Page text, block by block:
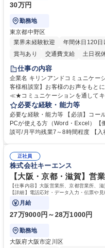
30万円
勤務地
東京都中野区
業界未経験歓迎
年間休日120日
賞与あり
交通費支給 土日祝
仕事の内容
企業名 キリンアンドコミュニケーションズ株式
客様相談室】お客様のお声をもとにより
≪★コミュニケーションを通して
お客様のお声をより良い商品づく
様相談室でのお仕事です。 日々お客様からいただくキリングループへのご
意見を、企業活動に活かしていま
って対応、情報提供するとともに
平均100件前後■メール・手紙：同上40件前後 募集職種
相談室】お客様のお声をもとによ
必要な経験・能力等
必要な経験・能力等 【必須】コー
PCが使える方（Word・Excel）【
談可/月平均残業7～8時間程度 【入社後の研修】着任から1か月は電話対応
すのでご安心ください。 【当社に
う会社として、お客様との出会い
を込めてコミュニケーションをと
す。 学歴・資格 学歴：大学院 大学 高専 短大 専修学校 高校 語学力： 資
格：
正社員
株式会社キーエンス
【大阪・京都・滋賀】
【仕事内容】大阪営業所、京都営業所、
【詳細】電話応対・データ入力・伝票や
で発生する事務業務や業務改善をお任せ。
月給
27万9000円～28万1000円
勤務地
大阪府大阪市淀川区